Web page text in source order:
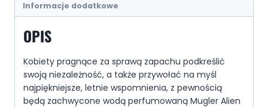
Informacje dodatkowe
OPIS
Kobiety pragnące za sprawą zapachu podkreślić
swoją niezależność, a także przywołać na myśl
najpiękniejsze, letnie wspomnienia, z pewnością
będą zachwycone wodą perfumowaną Mugler Alien